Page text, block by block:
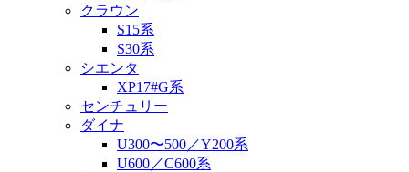
クラウン
S15系
S30系
シエンタ
XP17#G系
センチュリー
ダイナ
U300〜500／Y200系
U600／C600系